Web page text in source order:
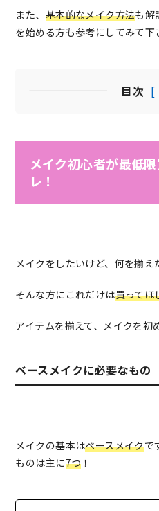
また、 基本的なメイク方法も解
を始める方も参考にしてみて下
目次 [
メイク初心者が最低
レ！
メイクをしたいけど、何を揃え
そんな方にこれだけは買ってほ
アイテムを揃えて、メイクを初
ベースメイクに必要なもの
メイクの基本はベースメイクで
ものは主に7つ ！